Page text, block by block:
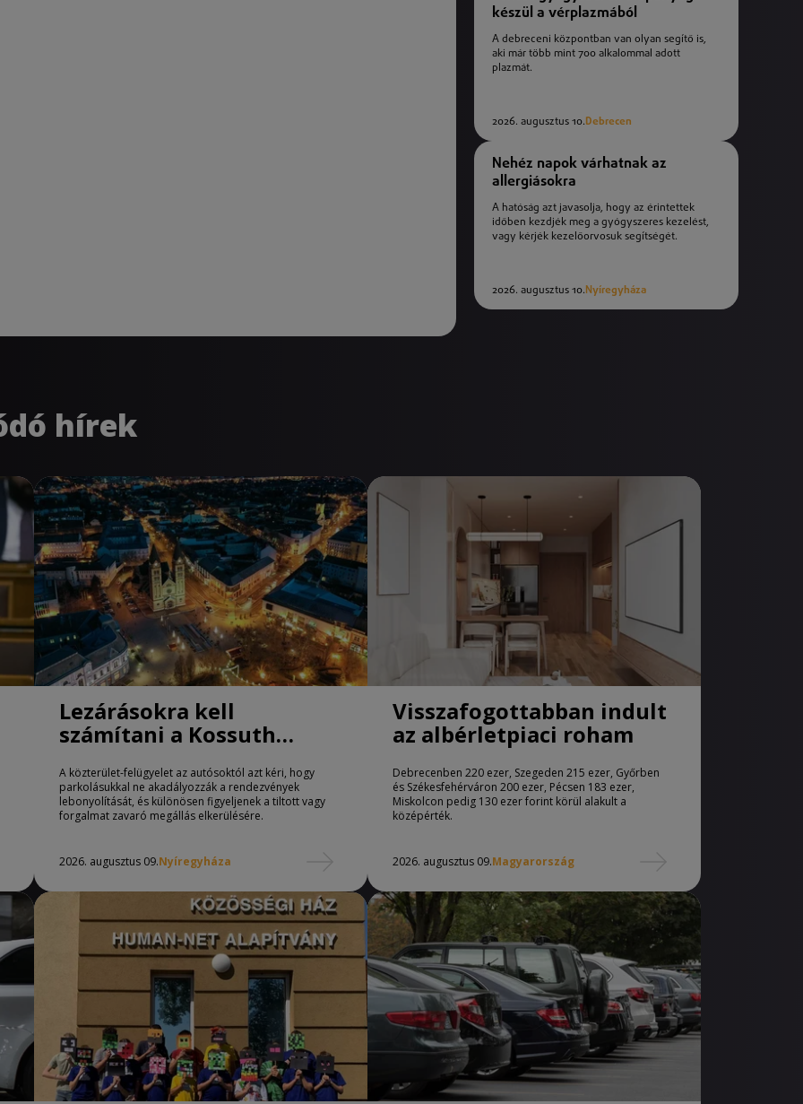
készül a vérplazmából
A debreceni központban van olyan segítő is,
aki már több mint 700 alkalommal adott
plazmát.
2026. augusztus 10.Debrecen
Nehéz napok várhatnak az
allergiásokra
A hatóság azt javasolja, hogy az érintettek
időben kezdjék meg a gyógyszeres kezelést,
vagy kérjék kezelőorvosuk segítségét.
2026. augusztus 10. Nyíregyháza
hírek
Lezárásokra kell
számítani a Kossuth
A közterület-felügyelet az autósoktól azt kéri, hogy
parkolásukkal ne akadályozzák a rendezvények
lebonyolítását, és különösen figyeljenek a tiltott vagy
forgalmat zavaró megállás elkerülésére.
2026. augusztus 09.Nyíregyháza
Visszafogottabban indult
az albérletpiaci roham
Debrecenben 220 ezer, Szegeden 215 ezer, Győrben
és Székesfehérváron 200 ezer, Pécsen 183 ezer,
Miskolcon pedig 130 ezer forint körül alakult a
középérték.
2026. augusztus 09.Magyarország